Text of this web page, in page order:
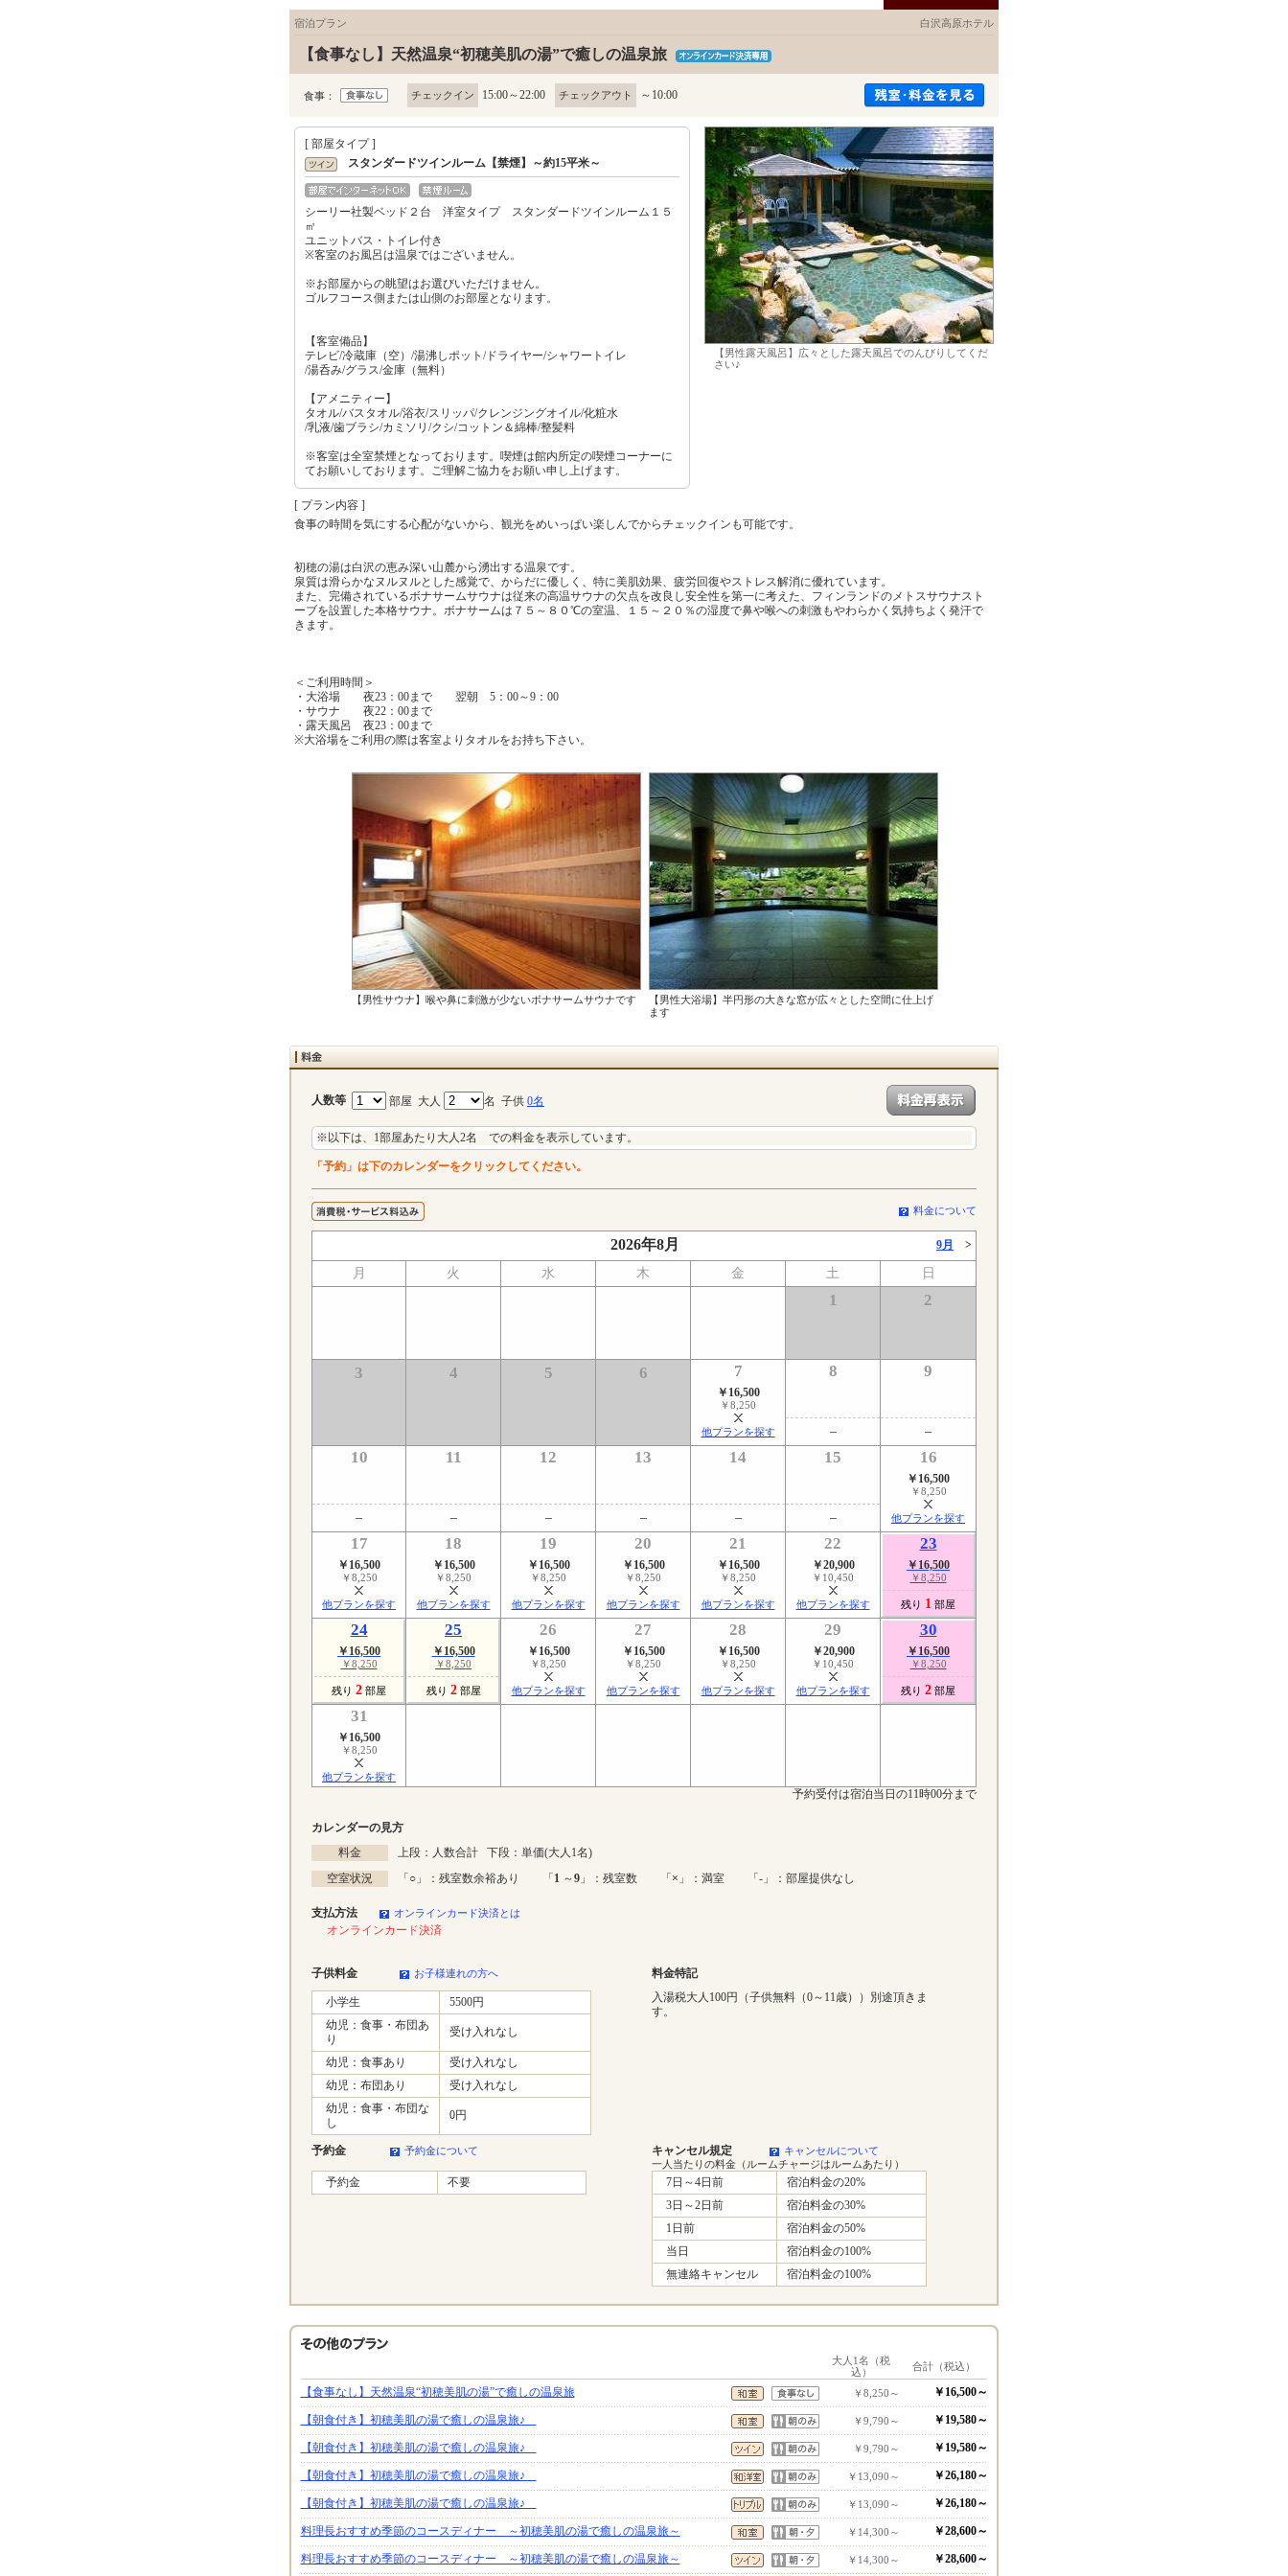
宿泊プラン 白沢高原ホテル
【食事なし】天然温泉“初穂美肌の湯”で癒しの温泉旅
食事： チェックイン 15:00～22:00 チェックアウト ～10:00
[ 部屋タイプ ]
スタンダードツインルーム【禁煙】～約15平米～
シーリー社製ベッド２台 洋室タイプ スタンダードツインルーム１５
㎡
ユニットバス・トイレ付き
※客室のお風呂は温泉ではございません。
※お部屋からの眺望はお選びいただけません。
ゴルフコース側または山側のお部屋となります。
【客室備品】
テレビ/冷蔵庫（空）/湯沸しポット/ドライヤー/シャワートイレ
/湯呑み/グラス/金庫（無料）
【アメニティー】
タオル/バスタオル/浴衣/スリッパ/クレンジングオイル/化粧水
/乳液/歯ブラシ/カミソリ/クシ/コットン＆綿棒/整髪料
※客室は全室禁煙となっております。喫煙は館内所定の喫煙コーナーに
てお願いしております。ご理解ご協力をお願い申し上げます。
【男性露天風呂】広々とした露天風呂でのんびりしてくだ
さい♪
[ プラン内容 ]
食事の時間を気にする心配がないから、観光をめいっぱい楽しんでからチェックインも可能です。
初穂の湯は白沢の恵み深い山麓から湧出する温泉です。
泉質は滑らかなヌルヌルとした感覚で、からだに優しく、特に美肌効果、疲労回復やストレス解消に優れています。
また、完備されているボナサームサウナは従来の高温サウナの欠点を改良し安全性を第一に考えた、フィンランドのメトスサウナスト
ーブを設置した本格サウナ。ボナサームは７５～８０℃の室温、１５～２０％の湿度で鼻や喉への刺激もやわらかく気持ちよく発汗で
きます。
＜ご利用時間＞
・大浴場 夜23：00まで 翌朝 5：00～9：00
・サウナ 夜22：00まで
・露天風呂 夜23：00まで
※大浴場をご利用の際は客室よりタオルをお持ち下さい。
【男性サウナ】喉や鼻に刺激が少ないボナサームサウナです
【男性大浴場】半円形の大きな窓が広々とした空間に仕上げ
ます
人数等 部屋 大人 名 子供 0名
※以下は、1部屋あたり大人2名 での料金を表示しています。
「予約」は下のカレンダーをクリックしてください。
料金について
2026年8月 9月 >
月 火 水 木 金 土 日
1 2
3 4 5 6 7
￥16,500
￥8,250
他プランを探す
8 9
10 11 12 13 14 15 16
￥16,500
￥8,250
他プランを探す
17
￥16,500
￥8,250
他プランを探す
18
￥16,500
￥8,250
他プランを探す
19
￥16,500
￥8,250
他プランを探す
20
￥16,500
￥8,250
他プランを探す
21
￥16,500
￥8,250
他プランを探す
22
￥20,900
￥10,450
他プランを探す
23
￥16,500
￥8,250
残り 1 部屋
24
￥16,500
￥8,250
残り 2 部屋
25
￥16,500
￥8,250
残り 2 部屋
26
￥16,500
￥8,250
他プランを探す
27
￥16,500
￥8,250
他プランを探す
28
￥16,500
￥8,250
他プランを探す
29
￥20,900
￥10,450
他プランを探す
30
￥16,500
￥8,250
残り 2 部屋
31
￥16,500
￥8,250
他プランを探す
予約受付は宿泊当日の11時00分まで
カレンダーの見方
料金
上段：人数合計 下段：単価(大人1名)
空室状況
「○ 」：残室数余裕あり 「1 ～9 」：残室数 「× 」：満室 「-」：部屋提供なし
支払方法 オンラインカード決済とは
オンラインカード決済
子供料金 お子様連れの方へ 料金特記
小学生
5500円
幼児：食事・布団あ
り
受け入れなし
幼児：食事あり
受け入れなし
幼児：布団あり
受け入れなし
幼児：食事・布団な
し
0円
入湯税大人100円（子供無料（0～11歳））別途頂きま
す。
予約金 予約金について キャンセル規定
キャンセルについて
一人当たりの料金（ルームチャージはルームあたり）
予約金 不要 7日～4日前
宿泊料金の20%
3日～2日前
宿泊料金の30%
1日前
宿泊料金の50%
当日
宿泊料金の100%
無連絡キャンセル
宿泊料金の100%
大人1名（税
込）
合計（税込）
【食事なし】天然温泉“初穂美肌の湯”で癒しの温泉旅 ￥8,250～ ￥16,500～
【朝食付き】初穂美肌の湯で癒しの温泉旅♪ ￥9,790～ ￥19,580～
【朝食付き】初穂美肌の湯で癒しの温泉旅♪ ￥9,790～ ￥19,580～
【朝食付き】初穂美肌の湯で癒しの温泉旅♪ ￥13,090～ ￥26,180～
【朝食付き】初穂美肌の湯で癒しの温泉旅♪ ￥13,090～ ￥26,180～
料理長おすすめ季節のコースディナー ～初穂美肌の湯で癒しの温泉旅～ ￥14,300～ ￥28,600～
料理長おすすめ季節のコースディナー ～初穂美肌の湯で癒しの温泉旅～ ￥14,300～ ￥28,600～